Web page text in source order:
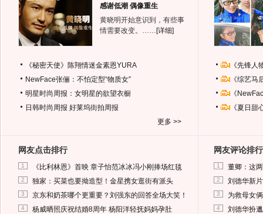
感谢低潮 偶像重生
黄晓明开始意识到，有些事
情需要改变。…… [详细]
《秘密天使》陈翔情迷金素恩YURA
NewFace张俪：不怕定型“物质女”
明星时尚周报：女明星的欲望衣橱
日韩时尚周报 好莱坞街拍周报
更多 >>
《先锋
《综艺
《
《夏日
网友点击排行
1 《比利林恩》首映 章子怡范冰冰冯小刚捧场红毯
2 独家：买菜也要拗造型！金星携女逛街有派头
3 京东和奶茶哪个更重要？刘强东的回答全场大笑！
4 杨威晒照庆祝结婚8周年 杨阳洋轻抚妈妈孕肚
网友评论排行
1 董卿：这
2 刘德华新
3 为救母女
4 刘德华扮